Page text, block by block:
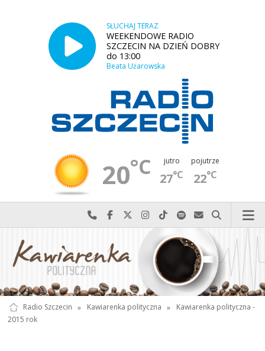
SŁUCHAJ TERAZ
WEEKENDOWE RADIO
SZCZECIN NA DZIEŃ DOBRY
do 13:00
Beata Użarowska
20°C jutro
27°C
pojutrze
22°C
Najlepiej po prostu do nas zadzwoń
Odwiedź nas na Facebook-u
Odwiedź nas na X
Odwiedź nas na Instagram-ie
Odwiedź nas na TikTok-u
Szukaj nas na Spotify
Wyślij do nas
Szukaj
Radio Szczecin » Kawiarenka polityczna »
Kawiarenka polityczna -
2015 rok